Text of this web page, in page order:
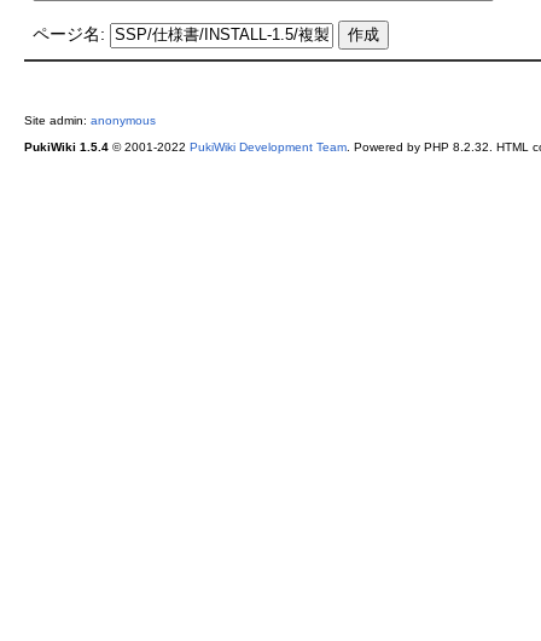
ページ名:
Site admin: anonymous
PukiWiki 1.5.4© 2001-2022 PukiWiki Development Team. Powered by PHP 8.2.32. HTML